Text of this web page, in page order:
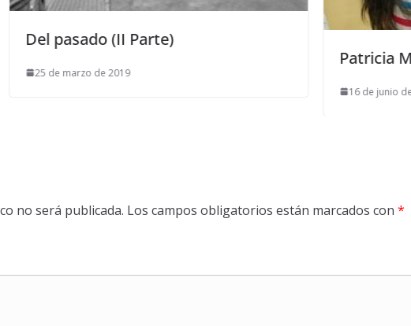
Patricia Marín, muchas gracias
no será publicada. Los campos obligatorios están marcados con *